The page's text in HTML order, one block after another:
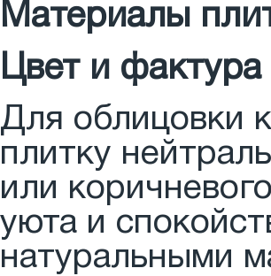
Материалы
Цвет и фактура
Для облицовки
плитку
или
уюта и
натуральными